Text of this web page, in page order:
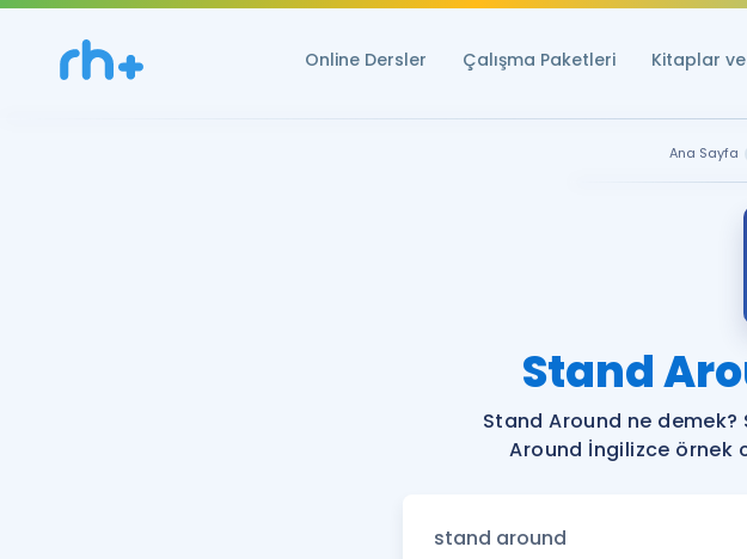
Online Dersler Çalışma Paketleri Kitaplar
Ana Sayfa
Stand
Stand Around ne
Around İngilizce örnek